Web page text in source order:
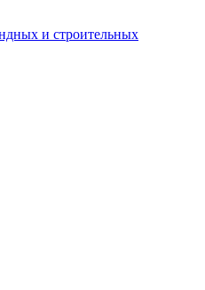
и строительных